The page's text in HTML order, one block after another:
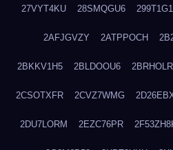
27VYT4KU 28SMQGU6
2AFJGVZY 2ATPPOCH
2BKKV1H5 2BLDOOU6
2CSOTXFR 2CVZ7WMG
2DU7LORM 2EZC76PR